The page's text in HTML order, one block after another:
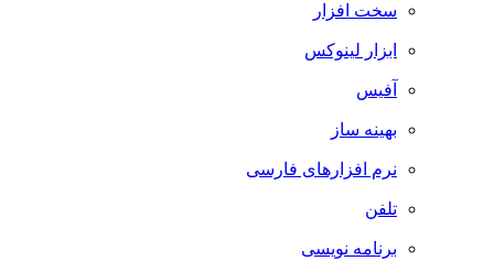
سخت افزار
ابزار لینوکس
آفیس
بهینه ساز
نرم افزارهای فارسی
تلفن
برنامه نویسی